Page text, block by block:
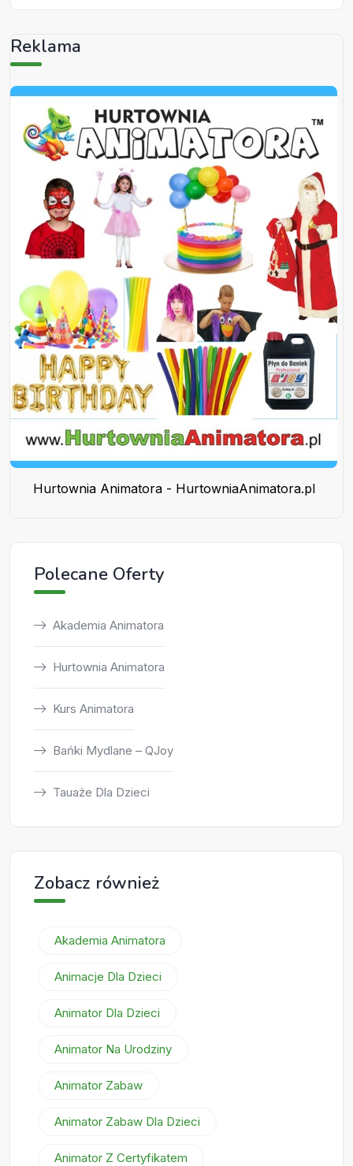
Reklama
Hurtownia Animatora - HurtowniaAnimatora.pl
Polecane Oferty
Akademia Animatora
Hurtownia Animatora
Kurs Animatora
Bańki Mydlane – QJoy
Tauaże Dla Dzieci
Zobacz również
Akademia Animatora
Animacje Dla Dzieci
Animator Dla Dzieci
Animator Na Urodziny
Animator Zabaw
Animator Zabaw Dla Dzieci
Animator Z Certyfikatem